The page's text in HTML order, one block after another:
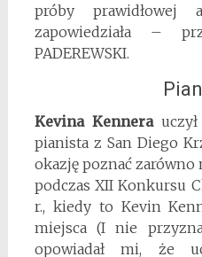
próby prawidłowej
zapowiedziała –
PADEREWSKI.
Kevina Kennerauczył
pianista z San Diego
okazję poznać zarówno
podczas XII Konkursu
r., kiedy to Kevin
miejsca (I nie
opowiadał mi, że